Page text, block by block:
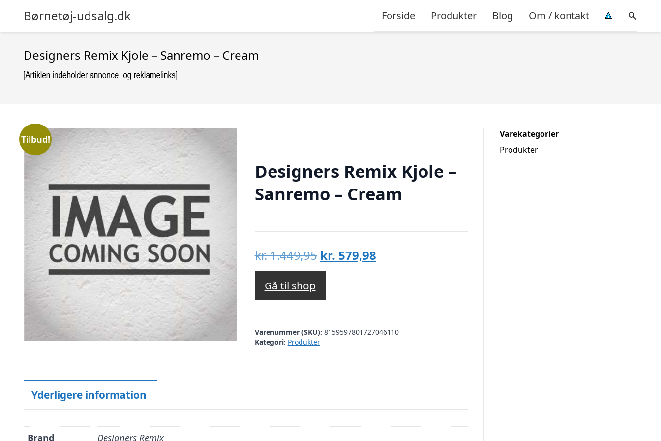
Børnetøj-udsalg.dk Forside Produkter Blog Om / kontakt
Designers Remix Kjole – Sanremo – Cream
Tilbud!
Designers Remix Kjole –
Sanremo – Cream
kr.1.449,95 Den
oprindelige
var:
kr. 1.449,95.
kr. 579,98Den
kr. 579,98.
Gå til shop
Varenummer (SKU): 8159597801727046110
Kategori: Produkter
Yderligere information
Brand Designers Remix
Varekategorier
Produkter